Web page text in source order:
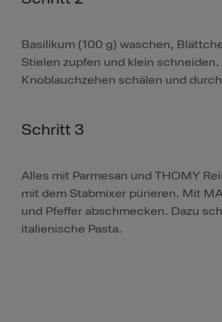
Basilikum (100 g) waschen,
Stielen zupfen und klein schneiden.
Knoblauchzehen schälen und
Schritt 3
Alles mit Parmesan und THOMY
mit dem Stabmixer pürieren. Mit
und Pfeffer abschmecken. Dazu
italienische Pasta.